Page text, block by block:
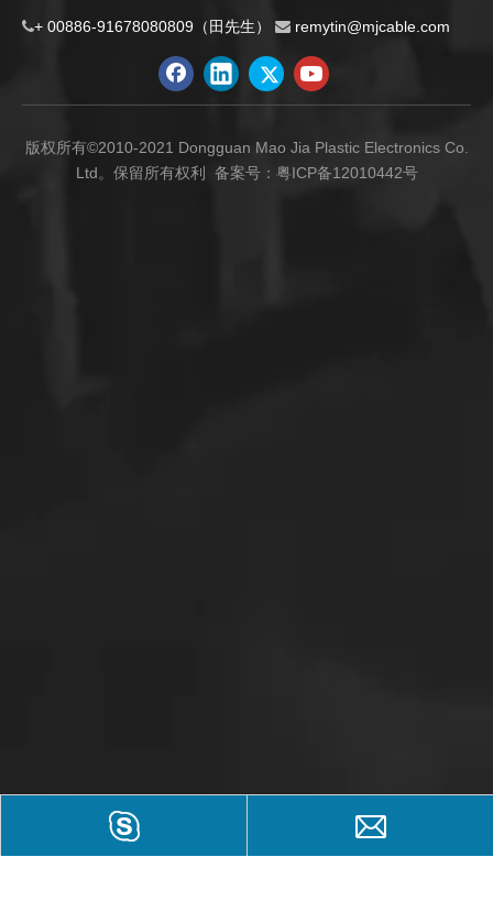
+ 00886-91678080809（田先生）  remytin@mjcable.com
版权所有©2010-2021 Dongguan Mao Jia Plastic Electronics Co.
Ltd。保留所有权利 备案号： 粤ICP备12010442号